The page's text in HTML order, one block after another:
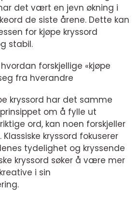
det vært en jevn økning i
de siste årene. Dette kan
for kjøpe kryssord
stabil.
forskjellige «kjøpe
fra hverandre
kryssord har det samme
om å fylle ut
ord, kan noen forskjeller
kryssord fokuserer
tydelighet og kryssende
kryssord søker å være mer
i sin